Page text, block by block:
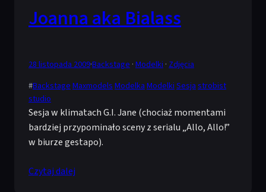
Joanna aka Bialass
28 listopada 2009·Backstage · Modelki · Zdjęcia
#Backstage Maxmodels Modelka Modelki Sesja strobist
studio
Sesja w klimatach G.I. Jane (chociaż momentami
bardziej przypominało sceny z serialu „Allo, Allo!”
w biurze gestapo).
Czytaj dalej